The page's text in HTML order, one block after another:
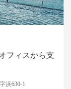
フィスから支
浜630-1